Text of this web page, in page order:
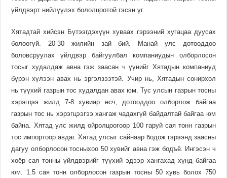
үйлдвэрт ний­­лүүлэх бололцоо­той гэсэн үг.
Хятадтай хийсэн Бүтээгдэхүүн хуваах гэрээний хугацаа дуусах
болоогүй. 20-30 жилийн зай бий. Манай улс дотооддоо
боловсруу­лах үйлдвэр байгуулбал компа­ниу­дын олборлосон
тосыг худал­даж авна гэж заасан ч үүнийг Хята­дын компаниуд
бүрэн хүлээн авах нь эргэлзээтэй. Учир нь, Хятадын сонирхол
нь түүхий газрын тос худалдан авах юм. Тус улсын газ­рын тосны
хэрэгцээ жилд 7-8 ху­виар өсч, дотооддоо олборлож бай­гаа
газрын тос нь хэрэгцээгээ хангаж чадахгүй байдалтай бай­гаа юм
байна. Хятад улс жилд ойрол­цоогоор 100 гаруй сая тонн газрын
тос импортоор авдаг. Хятад улсыг сайнаар бодож гэ­рээнд заасны
дагуу олборлосон тос­ныхоо 50 хувийг авна гэж бодъё. Ингэсэн ч
хоёр сая тонны үйлдвэрийг түү­хий эдээр хангахад хүнд байгаа
юм. 1.5 сая тонн олборлосон газ­рын тос­ны 50 хувь болох 750